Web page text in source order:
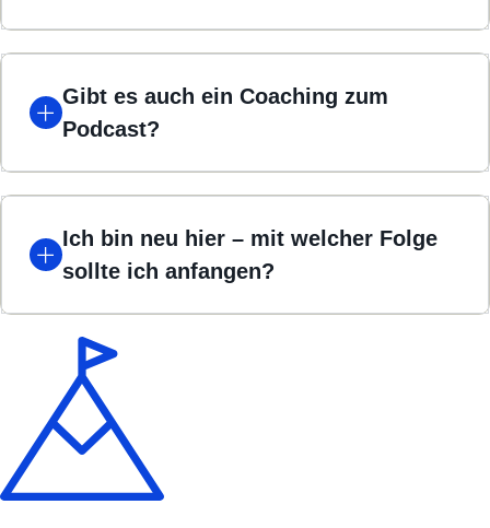
Gibt es auch ein Coaching zum
Podcast?
Ich bin neu hier – mit welcher Folge
sollte ich anfangen?